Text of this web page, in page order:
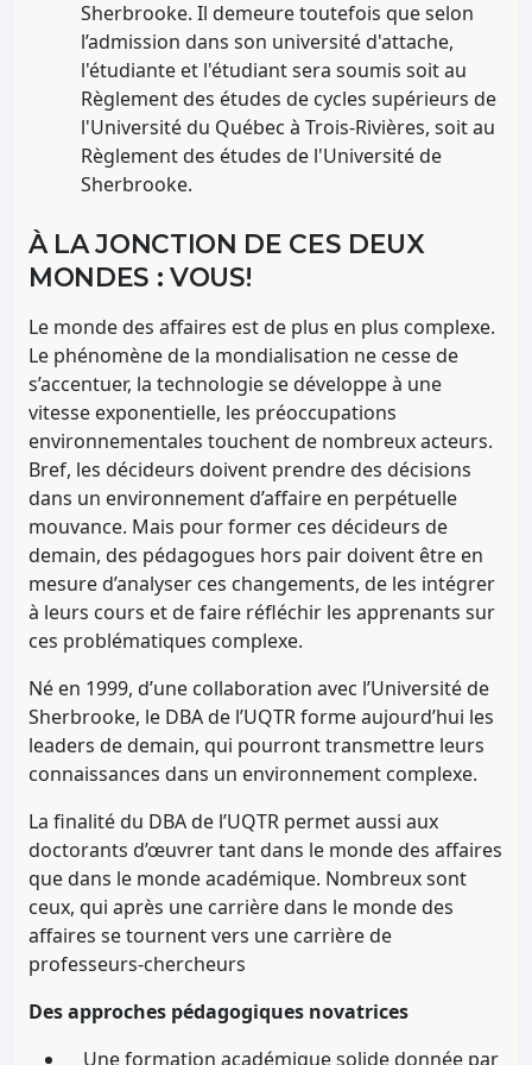
Sherbrooke. Il demeure toutefois que selon
l’admission dans son université d'attache,
l'étudiante et l'étudiant sera soumis soit au
Règlement des études de cycles supérieurs de
l'Université du Québec à Trois-Rivières, soit au
Règlement des études de l'Université de
Sherbrooke.
À LA JONCTION DE CES DEUX
MONDES : VOUS!
Le monde des affaires est de plus en plus complexe.
Le phénomène de la mondialisation ne cesse de
s’accentuer, la technologie se développe à une
vitesse exponentielle, les préoccupations
environnementales touchent de nombreux acteurs.
Bref, les décideurs doivent prendre des décisions
dans un environnement d’affaire en perpétuelle
mouvance. Mais pour former ces décideurs de
demain, des pédagogues hors pair doivent être en
mesure d’analyser ces changements, de les intégrer
à leurs cours et de faire réfléchir les apprenants sur
ces problématiques complexe.
Né en 1999, d’une collaboration avec l’Université de
Sherbrooke, le DBA de l’UQTR forme aujourd’hui les
leaders de demain, qui pourront transmettre leurs
connaissances dans un environnement complexe.
La finalité du DBA de l’UQTR permet aussi aux
doctorants d’œuvrer tant dans le monde des affaires
que dans le monde académique. Nombreux sont
ceux, qui après une carrière dans le monde des
affaires se tournent vers une carrière de
professeurs-chercheurs
Des approches pédagogiques novatrices
Une formation académique solide donnée par